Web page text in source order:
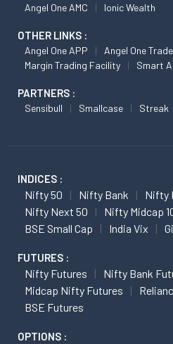
Angel One AMC Ionic Wealth
OTHER LINKS :
Angel One APP Angel One Trade
Margin Trading Facility
Smart
PARTNERS :
Sensibull Smallcase Streak
INDICES :
Nifty 50 Nifty Bank
Nifty
Nifty Next 50
Nifty Midcap
BSE Small Cap
India Vix
FUTURES :
Nifty Futures
Nifty Bank
Midcap Nifty Futures
BSE Futures
OPTIONS :